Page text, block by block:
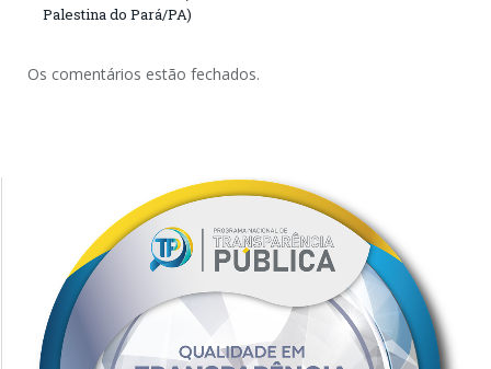
Palestina do Pará/PA)
Os comentários estão fechados.